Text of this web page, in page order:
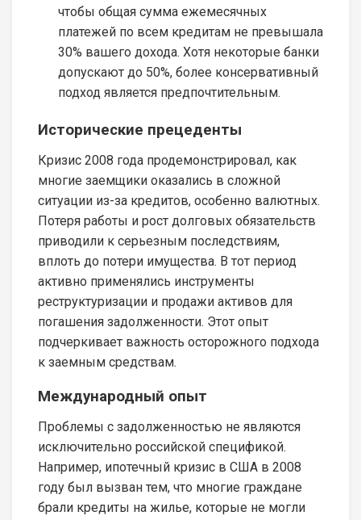
чтобы общая сумма ежемесячных
платежей по всем кредитам не превышала
30% вашего дохода. Хотя некоторые банки
допускают до 50%, более консервативный
подход является предпочтительным.
Исторические прецеденты
Кризис 2008 года продемонстрировал, как
многие заемщики оказались в сложной
ситуации из-за кредитов, особенно валютных.
Потеря работы и рост долговых обязательств
приводили к серьезным последствиям,
вплоть до потери имущества. В тот период
активно применялись инструменты
реструктуризации и продажи активов для
погашения задолженности. Этот опыт
подчеркивает важность осторожного подхода
к заемным средствам.
Международный опыт
Проблемы с задолженностью не являются
исключительно российской спецификой.
Например, ипотечный кризис в США в 2008
году был вызван тем, что многие граждане
брали кредиты на жилье, которые не могли